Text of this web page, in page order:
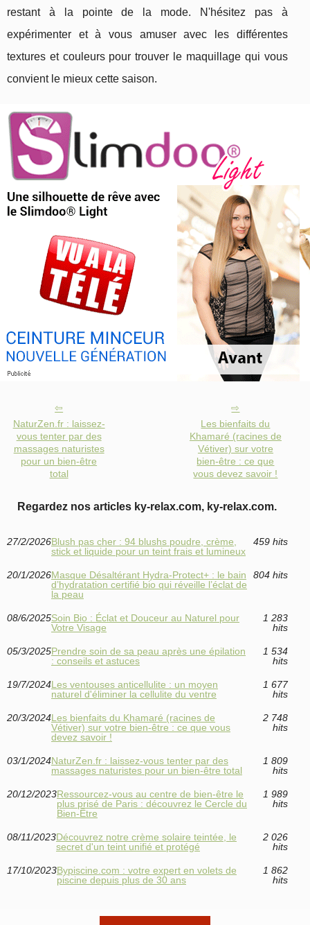
restant à la pointe de la mode. N'hésitez pas à
expérimenter et à vous amuser avec les différentes
textures et couleurs pour trouver le maquillage qui vous
convient le mieux cette saison.
NaturZen.fr : laissez-
vous tenter par des
massages naturistes
pour un bien-être
total
Les bienfaits du
Khamaré (racines de
Vétiver) sur votre
bien-être : ce que
vous devez savoir !
Regardez nos articles ky-relax.com, ky-relax.com.
27/2/2026Blush pas cher : 94 blushs poudre, crème,
stick et liquide pour un teint frais et lumineux
459 hits
20/1/2026Masque Désaltérant Hydra‑Protect+ : le bain
d’hydratation certifié bio qui réveille l’éclat de
la peau
804 hits
08/6/2025Soin Bio : Éclat et Douceur au Naturel pour
Votre Visage
1 283
hits
05/3/2025Prendre soin de sa peau après une épilation
: conseils et astuces
1 534
hits
19/7/2024Les ventouses anticellulite : un moyen
naturel d'éliminer la cellulite du ventre
1 677
hits
20/3/2024Les bienfaits du Khamaré (racines de
Vétiver) sur votre bien-être : ce que vous
devez savoir !
2 748
hits
03/1/2024NaturZen.fr : laissez-vous tenter par des
massages naturistes pour un bien-être total
1 809
hits
20/12/2023Ressourcez-vous au centre de bien-être le
plus prisé de Paris : découvrez le Cercle du
Bien-Être
1 989
hits
08/11/2023Découvrez notre crème solaire teintée, le
secret d'un teint unifié et protégé
2 026
hits
17/10/2023Bypiscine.com : votre expert en volets de
piscine depuis plus de 30 ans
1 862
hits